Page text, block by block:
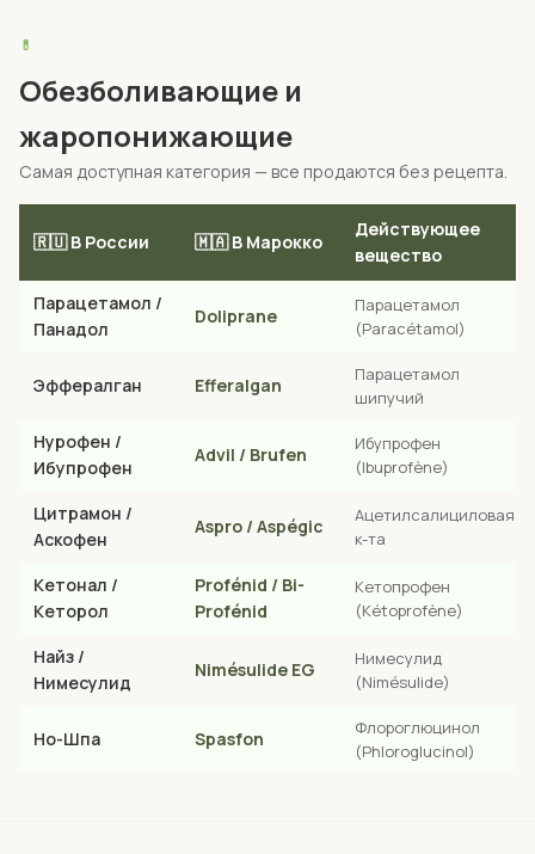
💊
Обезболивающие и
жаропонижающие
Самая доступная категория — все продаются без рецепта.
🇷🇺 В России 🇲🇦 В Марокко
Действующее
вещество
Парацетамол /
Панадол
Doliprane
Парацетамол
(Paracétamol)
Эффералган Efferalgan
Парацетамол
шипучий
Нурофен /
Ибупрофен
Advil / Brufen
Ибупрофен
(Ibuprofène)
Цитрамон /
Аскофен
Aspro / Aspégic
Ацетилсалициловая
к-та
Кетонал /
Кеторол
Profénid / Bi-
Profénid
Кетопрофен
(Kétoprofène)
Найз /
Нимесулид
Nimésulide EG
Нимесулид
(Nimésulide)
Но-Шпа Spasfon
Флороглюцинол
(Phloroglucinol)